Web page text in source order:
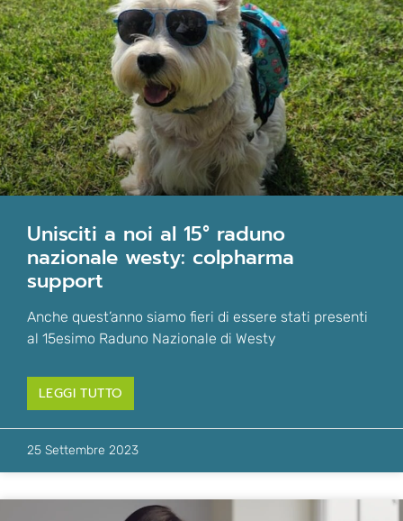
unisciti a noi al 15° raduno
nazionale westy: colpharma
support
Anche quest’anno siamo fieri di essere stati presenti
al 15esimo Raduno Nazionale di Westy
LEGGI TUTTO
25 Settembre 2023